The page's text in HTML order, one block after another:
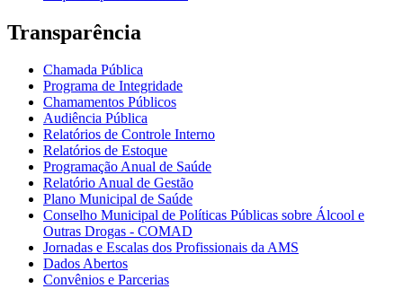
Transparência
Chamada Pública
Programa de Integridade
Chamamentos Públicos
Audiência Pública
Relatórios de Controle Interno
Relatórios de Estoque
Programação Anual de Saúde
Relatório Anual de Gestão
Plano Municipal de Saúde
Conselho Municipal de Políticas Públicas sobre Álcool e
Outras Drogas - COMAD
Jornadas e Escalas dos Profissionais da AMS
Dados Abertos
Convênios e Parcerias